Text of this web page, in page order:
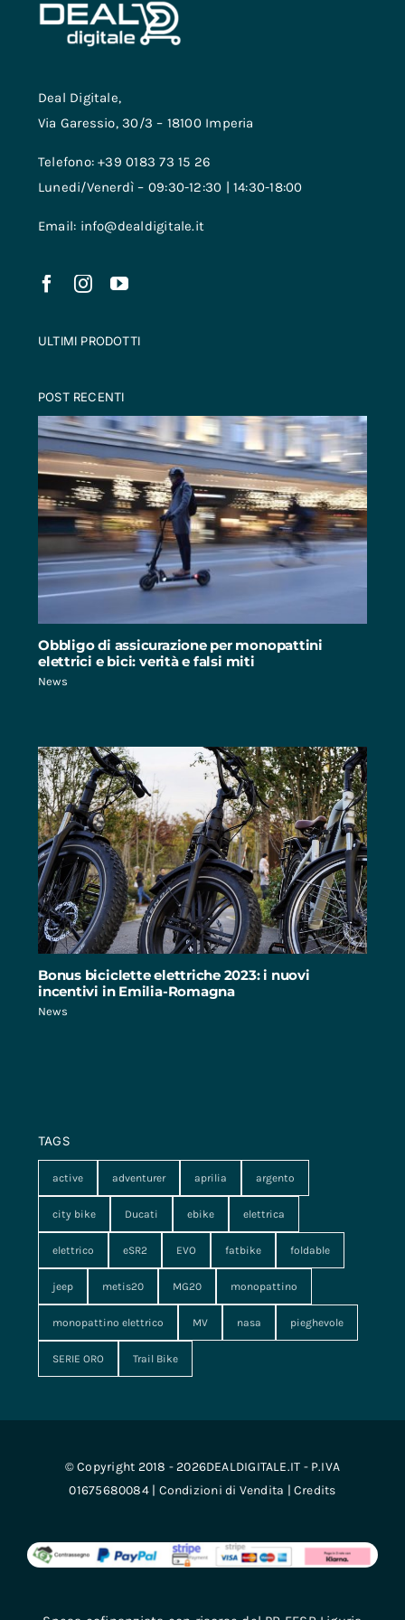
Contatti
Deal Digitale,
Via Garessio, 30/3 – 18100 Imperia
Telefono: +39 0183 73 15 26
Lunedi/Venerdì – 09:30-12:30 | 14:30-18:00
Email: info@dealdigitale.it
ULTIMI PRODOTTI
POST RECENTI
Obbligo di assicurazione per monopattini
elettrici e bici: verità e falsi miti
News
Bonus biciclette elettriche 2023: i nuovi
incentivi in Emilia-Romagna
News
TAGS
active adventurer aprilia argento
city bike Ducati ebike elettrica
elettrico eSR2 EVO fatbike foldable
jeep metis20 MG20 monopattino
monopattino elettrico MV nasa pieghevole
SERIE ORO Trail Bike
© Copyright 2018 - 2026DEALDIGITALE.IT - P.IVA
01675680084 | Condizioni di Vendita | Credits